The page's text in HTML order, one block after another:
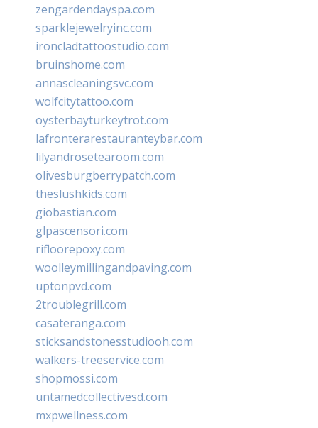
zengardendayspa.com
sparklejewelryinc.com
ironcladtattoostudio.com
bruinshome.com
annascleaningsvc.com
wolfcitytattoo.com
oysterbayturkeytrot.com
lafronterarestauranteybar.com
lilyandrosetearoom.com
olivesburgberrypatch.com
theslushkids.com
giobastian.com
glpascensori.com
rifloorepoxy.com
woolleymillingandpaving.com
uptonpvd.com
2troublegrill.com
casateranga.com
sticksandstonesstudiooh.com
walkers-treeservice.com
shopmossi.com
untamedcollectivesd.com
mxpwellness.com